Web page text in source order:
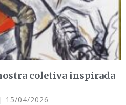
coletiva inspirada
15/04/2026